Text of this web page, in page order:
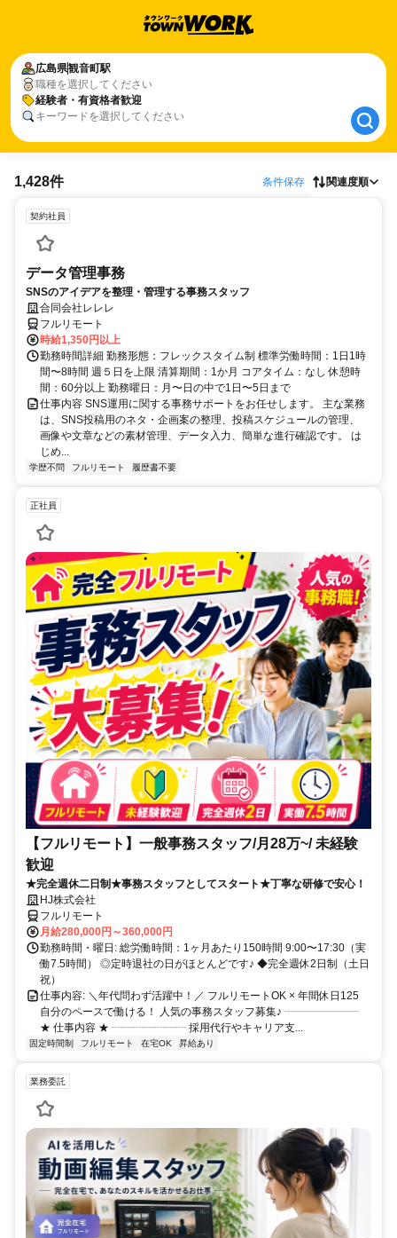
広島県観音町駅
職種を選択してください
経験者・有資格者歓迎
キーワードを選択してください
広島県観音町駅
経験者・有資格者歓迎
1,428件 条件保存 関連度順
契約社員
データ管理事務
SNSのアイデアを整理・管理する事務スタッフ
合同会社レレレ
フルリモート
時給1,350円以上
勤務時間詳細 勤務形態：フレックスタイム制 標準労働時間：1日1時
間〜8時間 週５日を上限 清算期間：1か月 コアタイム：なし 休憩時
間：60分以上 勤務曜日：月〜日の中で1日〜5日まで
仕事内容 SNS運用に関する事務サポートをお任せします。 主な業務
は、SNS投稿用のネタ・企画案の整理、投稿スケジュールの管理、
画像や文章などの素材管理、データ入力、簡単な進行確認です。 は
じめ...
学歴不問 フルリモート 履歴書不要
正社員
【フルリモート】一般事務スタッフ/月28万~/ 未経験
歓迎
★完全週休二日制★事務スタッフとしてスタート★丁寧な研修で安心！
HJ株式会社
フルリモート
月給280,000円～360,000円
勤務時間・曜日: 総労働時間：1ヶ月あたり150時間 9:00〜17:30（実
働7.5時間） ◎定時退社の日がほとんどです♪ ◆完全週休2日制（土日
祝）
仕事内容: ＼年代問わず活躍中！／ フルリモートOK × 年間休日125
自分のペースで働ける！ 人気の事務スタッフ募集♪ ┈┈┈┈┈┈┈
★ 仕事内容 ★ ┈┈┈┈┈┈┈ 採用代行やキャリア支...
固定時間制 フルリモート 在宅OK 昇給あり
業務委託